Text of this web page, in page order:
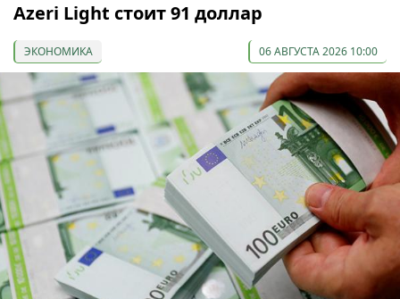
Azeri Light стоит 91 доллар
ЭКОНОМИКА 06 АВГУСТА 2026 10:00